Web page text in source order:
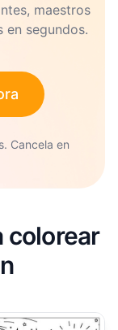
maestros
en segundos.
Cancela en
colorear